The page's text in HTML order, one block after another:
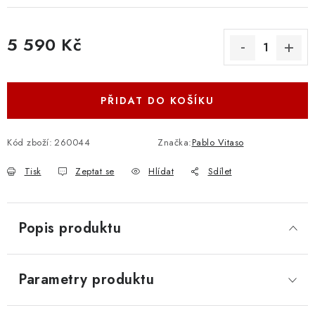
ZÁSADY ZPRACOVÁNÍ OSOBNÍCH ÚDAJŮ
KONTAKTY O E-SHOPU
ODSTOUPENÍ OD SMLOUVY
ZÁSADY ZPRACOVÁNÍ OSOBNÍCH ÚDAJŮ
5 590 Kč
PŘIDAT DO KOŠÍKU
Kód zboží: 260044 Značka:Pablo Vitaso
Tisk Zeptat se Hlídat Sdílet
Popis produktu
Parametry produktu